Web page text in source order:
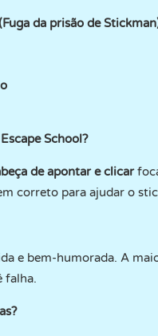
da prisão de
School?
de apontar e clicar
correto para ajudar o
e bem-humorada. A
falha.